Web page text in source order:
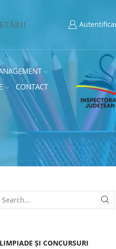
CONTACT
ȘI CONCURSURI